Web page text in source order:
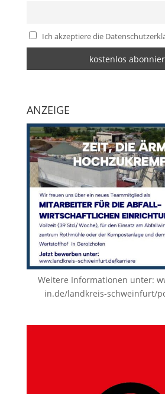
Ich akzeptiere die
ANZEIGE
Weitere Informationen unter:
in.de/landkreis-schweinfurt/